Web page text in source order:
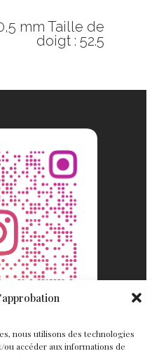
nous utilisons des technologies
accéder aux informations de
mm Taille de
doigt : 52.5